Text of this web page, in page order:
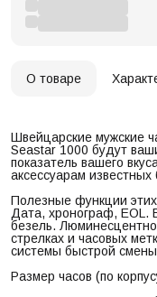
О товаре
Швейцарские мужские
Seastar 1000 будут
показатель вашего
аксессуарам известных
Полезные функции
Дата, хронограф,
безель.
стрелках и часовых
системы быстрой
Размер часов (по